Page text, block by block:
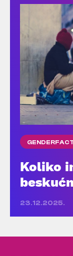
Koliko
23.12.2025.